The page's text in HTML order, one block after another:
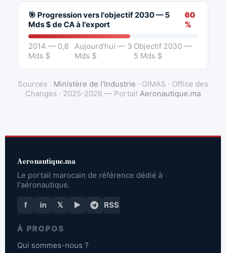
🎯 Progression vers l'objectif 2030 — 5
Mds $ de CA à l'export
60
%
2014 — 0,8
Mds $
Aujourd'hui — 3
Mds $
Objectif 2030 —
5 Mds $
Sources : Ministère de l'Industrie · GIMAS · Office des
Changes · 2025-2026 — Portail Aeronautique.ma
Aeronautique.ma
Le portail marocain de référence dédié à
l'aéronautique.
f in 𝕏 ▶ RSS
À PROPOS
Qui sommes-nous ?